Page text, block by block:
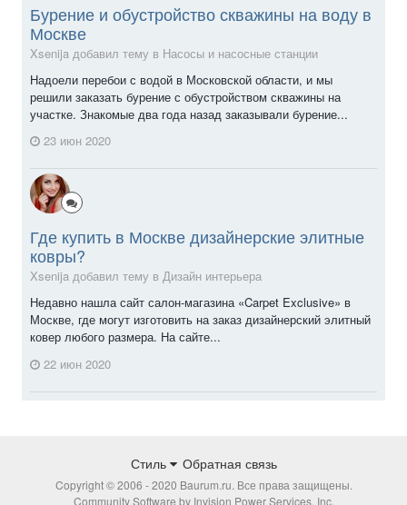
Бурение и обустройство скважины на воду в
Москве
Xsenija добавил тему в Насосы и насосные станции
Надоели перебои с водой в Московской области, и мы
решили заказать бурение с обустройством скважины на
участке. Знакомые два года назад заказывали бурение...
23 июн 2020
Где купить в Москве дизайнерские элитные
ковры?
Xsenija добавил тему в Дизайн интерьера
Недавно нашла сайт салон-магазина «Carpet Exclusive» в
Москве, где могут изготовить на заказ дизайнерский элитный
ковер любого размера. На сайте...
22 июн 2020
Стиль Обратная связь
Copyright © 2006 - 2020 Baurum.ru. Все права защищены.
Community Software by Invision Power Services, Inc.